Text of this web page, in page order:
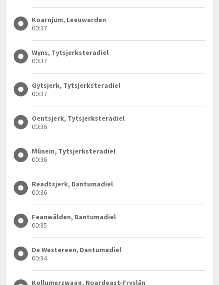
Koarnjum, Leeuwarden
00:37
Wyns, Tytsjerksteradiel
00:37
Gytsjerk, Tytsjerksteradiel
00:37
Oentsjerk, Tytsjerksteradiel
00:36
Mûnein, Tytsjerksteradiel
00:36
Readtsjerk, Dantumadiel
00:36
Feanwâlden, Dantumadiel
00:35
De Westereen, Dantumadiel
00:34
Kollumerzwaag, Noardeast-Fryslân